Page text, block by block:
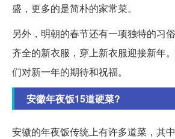
盛，更多的是简朴的家常菜。
另外，明朝的春节还有一项独特的习
齐全的新衣服，穿上新衣服迎接新年
们对新一年的期待和祝福。
安徽年夜饭15道硬菜?
安徽的年夜饭传统上有许多道菜，其